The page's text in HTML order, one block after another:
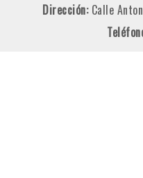
Dirección: Calle